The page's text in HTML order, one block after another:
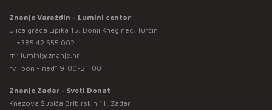
Znanje Varaždin - Lumini centar
Ulica grada Lipika 15, Donji Kneginec, Turčin
t: +385 42 555 002
m: lumini@znanje.hr
rv: pon - ned* 9:00-21:00
Znanje Zadar - Sveti Donat
Knezova Šubića Bribirskih 11, Zadar